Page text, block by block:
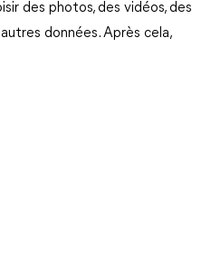
des photos, des vidéos, des
données. Après cela,